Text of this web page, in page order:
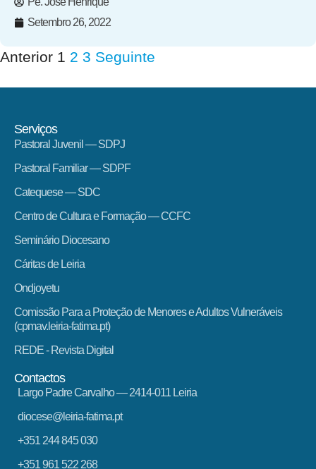
Setembro 26, 2022
Anterior 1 2 3 Seguinte
Serviços
Pastoral Juvenil — SDPJ
Pastoral Familiar — SDPF
Catequese — SDC
Centro de Cultura e Formação — CCFC
Seminário Diocesano
Cáritas de Leiria
Ondjoyetu
Comissão Para a Proteção de Menores e Adultos Vulneráveis
(cpmav.leiria-fatima.pt)
REDE - Revista Digital
Contactos
Largo Padre Carvalho — 2414-011 Leiria
diocese@leiria-fatima.pt
+351 244 845 030
+351 961 522 268